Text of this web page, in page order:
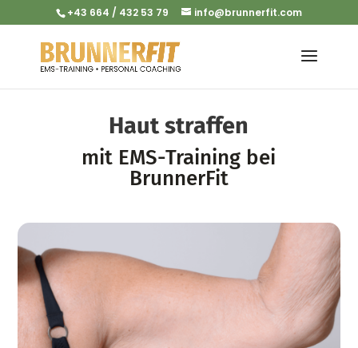
+43 664 / 432 53 79 info@brunnerfit.com
Haut straffen
mit EMS-Training bei
BrunnerFit